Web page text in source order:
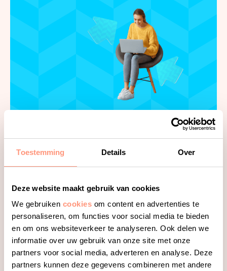
Toestemming Details Over
Deze website maakt gebruik van cookies
We gebruiken cookies om content en advertenties te
personaliseren, om functies voor social media te bieden
en om ons websiteverkeer te analyseren. Ook delen we
informatie over uw gebruik van onze site met onze
partners voor social media, adverteren en analyse. Deze
partners kunnen deze gegevens combineren met andere
je verschillende cijfers over een opleiding kunt bekijken
en vergelijken.
Meer over Studie in Cijfers